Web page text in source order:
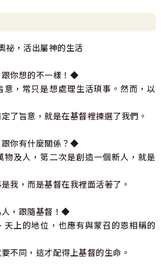
祕，活出屬神的生活
你想的不一樣！◆
意，常只是想處理生活瑣事。然而，以
了旨意，就是在基督裡揀選了我們。
你有什麼關係？◆
物及人，第二次是創造一個新人，就是
我，而是基督在我裡面活著了。
，跟隨基督！◆
天上的地位，也應有與蒙召的恩相稱的
不同，這才配得上基督的生命。